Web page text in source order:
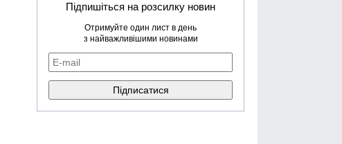
Підпишіться на розсилку новин
Отримуйте один лист в день
з найважливішими новинами